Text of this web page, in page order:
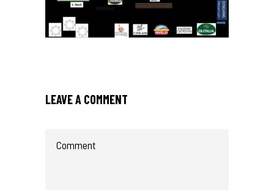
LEAVE A COMMENT